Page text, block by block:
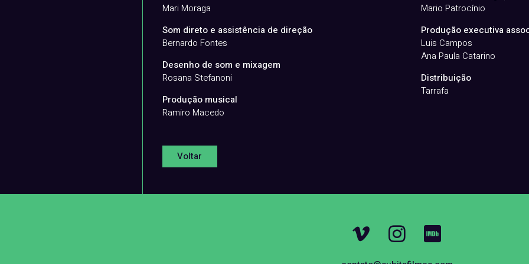
Mari Moraga
Som direto e assistência de direção
Bernardo Fontes
Desenho de som e mixagem
Rosana Stefanoni
Produção musical
Ramiro Macedo
Mario Patrocínio
Produção executiva
Luis Campos
Ana Paula Catarino
Distribuição
Tarrafa
Voltar